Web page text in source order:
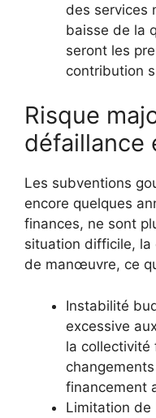
des services
baisse de la
seront les
contribution
Risque
défaillance
Les subventions
encore quelques
finances, ne sont
situation difficile, la
de manœuvre, ce
Instabilité
excessive
la collectivité
financement
Limitation de